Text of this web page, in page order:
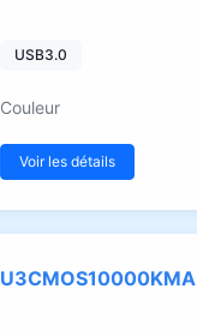
USB3.0
Couleur
Voir les détails
U3CMOS10000KMA